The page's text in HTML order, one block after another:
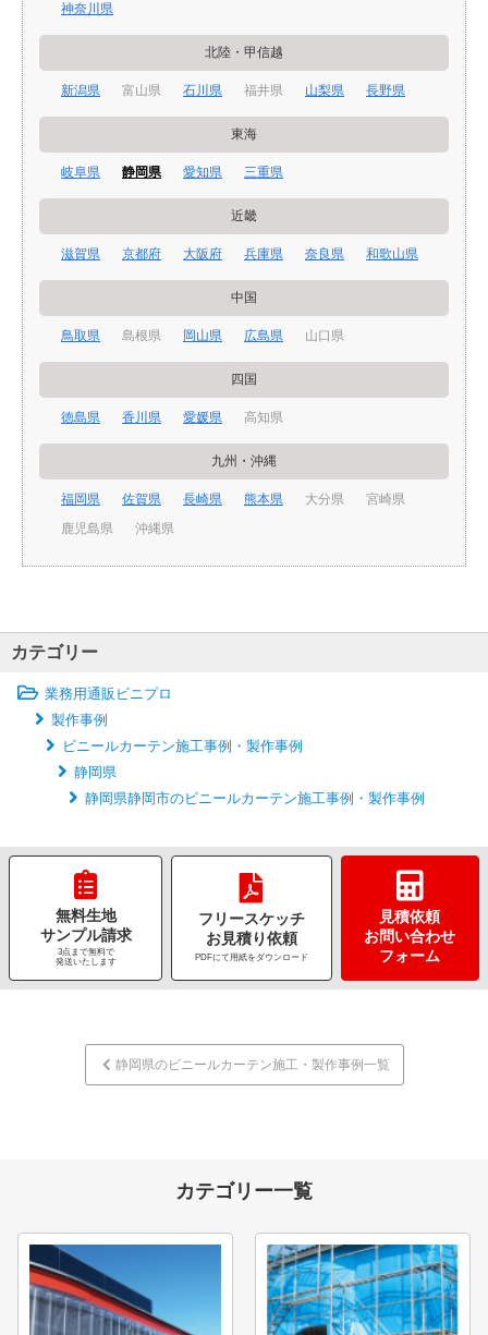
神奈川県
北陸・甲信越
新潟県 富山県 石川県 福井県 山梨県 長野県
東海
岐阜県 静岡県 愛知県 三重県
近畿
滋賀県 京都府 大阪府 兵庫県 奈良県 和歌山県
中国
鳥取県 島根県 岡山県 広島県 山口県
四国
徳島県 香川県 愛媛県 高知県
九州・沖縄
福岡県 佐賀県 長崎県 熊本県 大分県
宮崎県
鹿児島県
沖縄県
カテゴリー
業務用通販ビニプロ
製作事例
ビニールカーテン施工事例・製作事例
静岡県
静岡県静岡市のビニールカーテン施工事例・製作事例
無料生地
サンプル請求
3点まで無料で
発送いたします
フリースケッチ
お見積り依頼
PDFにて用紙をダウンロード
見積依頼
お問い合わせ
フォーム
静岡県のビニールカーテン施工・製作事例一覧
カテゴリー一覧